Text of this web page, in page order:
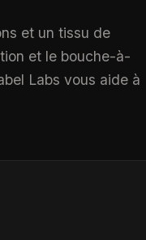
et un tissu de
et le bouche-à-
Labs vous aide à